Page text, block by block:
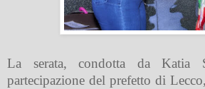
La serata, condotta da Katia
partecipazione del prefetto di